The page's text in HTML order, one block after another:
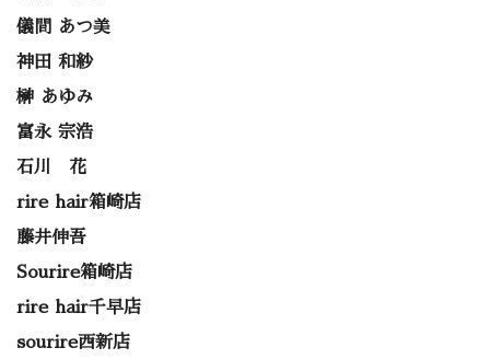
儀間 あつ美
神田 和紗
榊 あゆみ
富永 宗浩
石川 花
rire hair箱崎店
藤井伸吾
Sourire箱崎店
rire hair千早店
sourire西新店